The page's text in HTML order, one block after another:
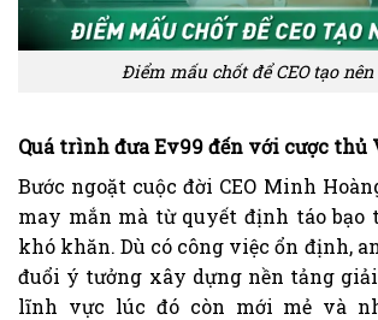
Điểm mấu chốt để CEO tạo nên
Quá trình đưa Ev99 đến với cược thủ
Bước ngoặt cuộc đời CEO Minh
may mắn mà từ quyết định táo bạo
khó khăn. Dù có công việc ổn định,
đuổi ý tưởng xây dựng nền tảng
lĩnh vực lúc đó còn mới mẻ và